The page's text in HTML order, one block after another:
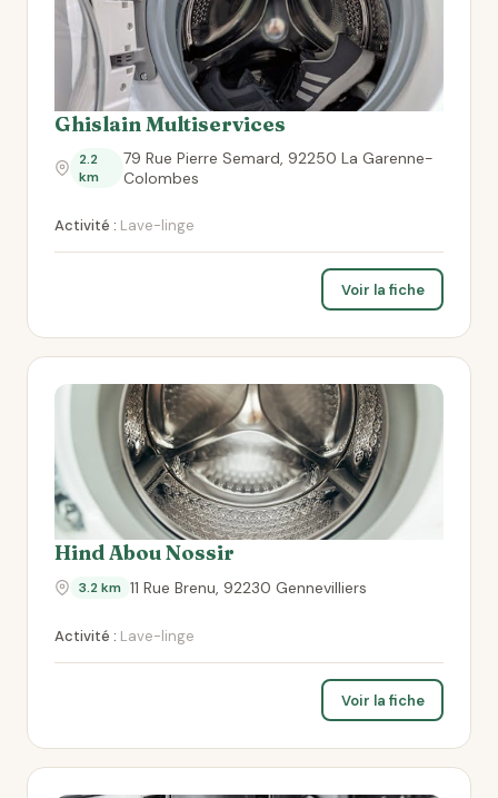
Ghislain Multiservices
2.2
km
79 Rue Pierre Semard, 92250 La Garenne-
Colombes
Activité : Lave-linge
Voir la fiche
Hind Abou Nossir
3.2 km 11 Rue Brenu, 92230 Gennevilliers
Activité : Lave-linge
Voir la fiche